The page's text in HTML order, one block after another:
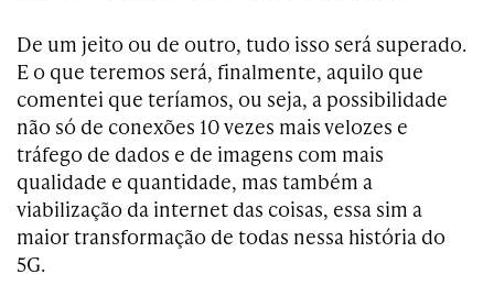
De um jeito ou de outro, tudo isso será superado.
E o que teremos será, finalmente, aquilo que
comentei que teríamos, ou seja, a possibilidade
não só de conexões 10 vezes mais velozes e
tráfego de dados e de imagens com mais
qualidade e quantidade, mas também a
viabilização da internet das coisas, essa sim a
maior transformação de todas nessa história do
5G.